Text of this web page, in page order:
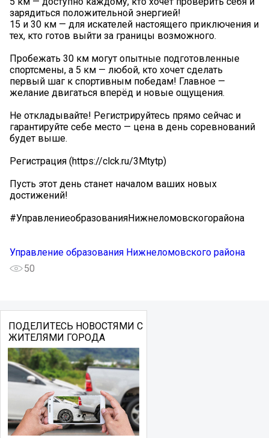
зарядиться положительной энергией!
15 и 30 км — для искателей настоящего приключения и
тех, кто готов выйти за границы возможного.
Пробежать 30 км могут опытные подготовленные
спортсмены, а 5 км — любой, кто хочет сделать
первый шаг к спортивным победам! Главное —
желание двигаться вперёд и новые ощущения.
Не откладывайте! Регистрируйтесь прямо сейчас и
гарантируйте себе место — цена в день соревнований
будет выше.
Регистрация (https://clck.ru/3Mtytp)
Пусть этот день станет началом ваших новых
достижений!
#УправлениеобразованияНижнеломовскогорайона
Управление образования Нижнеломовского района
50
ПОДЕЛИТЕСЬ НОВОСТЯМИ С
ЖИТЕЛЯМИ ГОРОДА